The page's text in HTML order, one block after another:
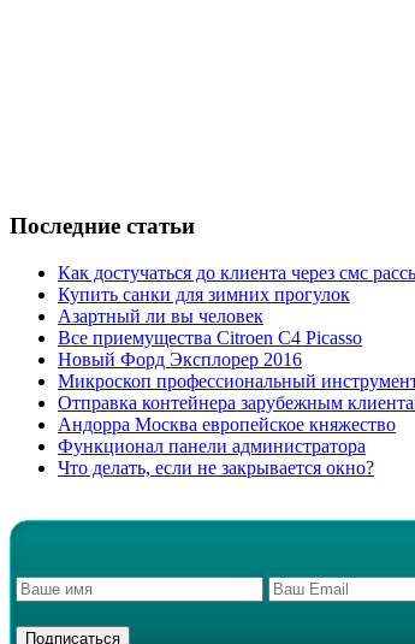
Последние статьи
Как достучаться до клиента через смс
Купить санки для зимних прогулок
Азартный ли вы человек
Все приемущества Сitroen C4 Picasso
Новый Форд Эксплорер 2016
Микроскоп профессиональный
Отправка контейнера зарубежным
Андорра Москва европейское княжество
Функционал панели администратора
Что делать, если не закрывается окно?